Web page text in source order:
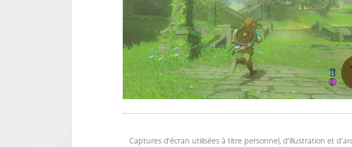
Captures d’écran utilisées à titre personnel, d’illustration et